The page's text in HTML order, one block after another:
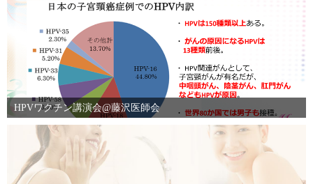
HPVワクチン講演会@藤沢医師会